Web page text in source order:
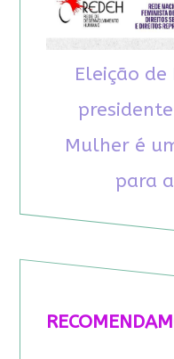
Eleição
Mulher é
para